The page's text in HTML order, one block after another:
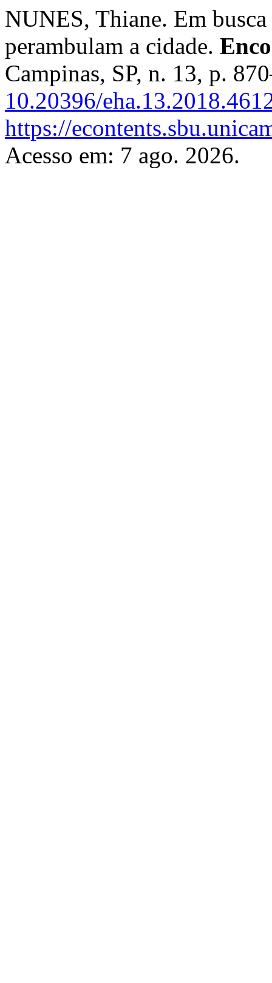
NUNES, Thiane. Em
perambulam a cidade.
Campinas, SP, n. 13, p.
10.20396/
https://
Acesso em: 7 ago. 2026.